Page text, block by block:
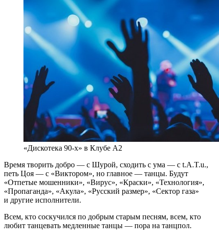
«Дискотека 90-х» в Клубе А2
Время творить добро — с Шурой, сходить с ума — с t.A.T.u.,
петь Цоя — с «Виктором», но главное — танцы. Будут
«Отпетые мошенники», «Вирус», «Краски», «Технология»,
«Пропаганда», «Акула», «Русский размер», «Сектор газа»
и другие исполнители.
Всем, кто соскучился по добрым старым песням, всем, кто
любит танцевать медленные танцы — пора на танцпол.